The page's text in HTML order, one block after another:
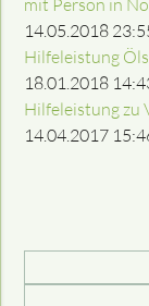
14.05.2018
Hilfeleistung
18.01.2018
Hilfeleistung zu
14.04.2017